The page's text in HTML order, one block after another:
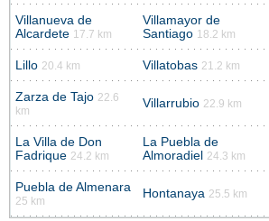
Villanueva de
Alcardete 17.7 km
Villamayor de
Santiago 18.2 km
Lillo 20.4 km Villatobas 21.2 km
Zarza de Tajo 22.6
km
Villarrubio 22.9 km
La Villa de Don
Fadrique 24.2 km
La Puebla de
Almoradiel
24.3 km
Puebla de Almenara
25 km
Hontanaya 25.5 km